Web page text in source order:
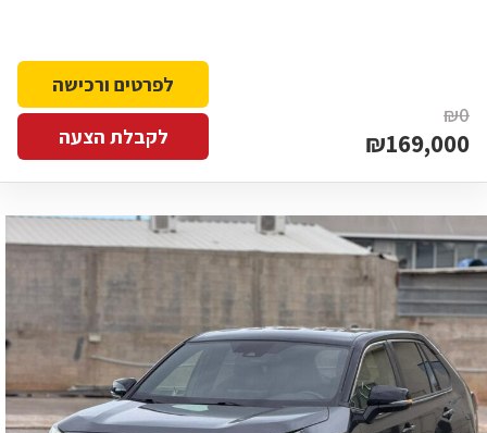
₪0
₪169,000
לפרטים ורכישה
לקבלת הצעה